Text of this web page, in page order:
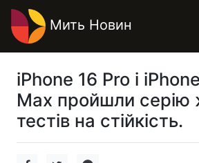
Мить Новин
iPhone 16 Pro і
Max пройшли серію
тестів на стійкість.